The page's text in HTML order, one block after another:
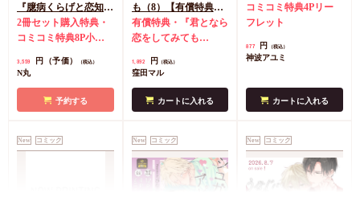
『臆病くらげと恋知ら
ず【有償】+柴崎さん
のケモノみち【有
約キャンペーン(抽■
2冊セット購入特典・
コミコミ特典8P小冊
2枚
有償特典・『臆病
となの公式同人誌
償特典・『柴崎さんの
アクリルカードキーホ
3,559 円（予価） （税込）
N丸
予約する
も（8）【有償特典・
学生証風カード2枚セ
ット】
有償特典・『君となら
恋をしてみても
ド2枚セット
1,892 円 （税込）
窪田マル
カートに入れる
コミコミ特典4Pリー
フレット
877 円 （税込）
神波アユミ
カートに入れる
New コミック New コミック New コミック